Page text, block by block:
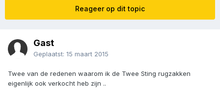
Reageer op dit topic
Gast
Geplaatst: 15 maart 2015
Twee van de redenen waarom ik de Twee Sting rugzakken
eigenlijk ook verkocht heb zijn ..